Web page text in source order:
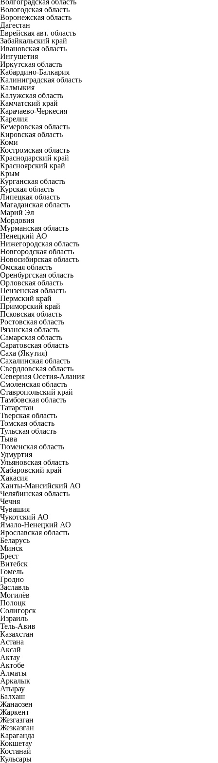
Волгоградская область
Вологодская область
Воронежская область
Дагестан
Еврейская авт. область
Забайкальский край
Ивановская область
Ингушетия
Иркутская область
Кабардино-Балкария
Калиниградская область
Калмыкия
Калужская область
Камчатский край
Карачаево-Черкесия
Карелия
Кемеровская область
Кировская область
Коми
Костромская область
Краснодарский край
Красноярский край
Крым
Курганская область
Курская область
Липецкая область
Магаданская область
Марий Эл
Мордовия
Мурманская область
Ненецкий АО
Нижегородская область
Новгородская область
Новосибирская область
Омская область
Оренбургская область
Орловская область
Пензенская область
Пермский край
Приморский край
Псковская область
Ростовская область
Рязанская область
Самарская область
Саратовская область
Саха (Якутия)
Сахалинская область
Свердловская область
Северная Осетия-Алания
Смоленская область
Ставропольский край
Тамбовская область
Татарстан
Тверская область
Томская область
Тульская область
Тыва
Тюменская область
Удмуртия
Ульяновская область
Хабаровский край
Хакасия
Ханты-Мансийский АО
Челябинская область
Чечня
Чувашия
Чукотский АО
Ямало-Ненецкий АО
Ярославская область
Беларусь
Минск
Брест
Витебск
Гомель
Гродно
Заславль
Могилёв
Полоцк
Солигорск
Израиль
Тель-Авив
Казахстан
Астана
Аксай
Актау
Актобе
Алматы
Аркалык
Атырау
Балхаш
Жанаозен
Жаркент
Жезгазган
Жезказган
Караганда
Кокшетау
Костанай
Кульсары